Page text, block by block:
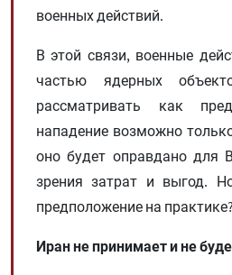
военных действий.
В этой связи, военные
частью ядерных
рассматривать как
нападение возможно
оно будет оправдано для
зрения затрат и выгод.
предположение на практике?
Иран не принимает и не